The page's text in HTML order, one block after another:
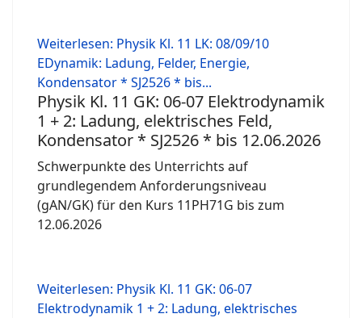
Weiterlesen: Physik Kl. 11 LK: 08/09/10
EDynamik: Ladung, Felder, Energie,
Kondensator * SJ2526 * bis...
Physik Kl. 11 GK: 06-07 Elektrodynamik
1 + 2: Ladung, elektrisches Feld,
Kondensator * SJ2526 * bis 12.06.2026
Schwerpunkte des Unterrichts auf
grundlegendem Anforderungsniveau
(gAN/GK) für den Kurs 11PH71G bis zum
12.06.2026
Weiterlesen: Physik Kl. 11 GK: 06-07
Elektrodynamik 1 + 2: Ladung, elektrisches